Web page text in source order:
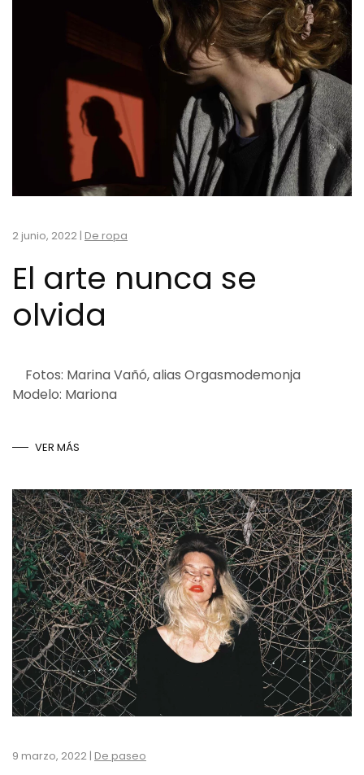
2 junio, 2022 | De ropa
El arte nunca se
olvida
Fotos: Marina Vañó, alias Orgasmodemonja
Modelo: Mariona
VER MÁS
9 marzo, 2022 | De paseo